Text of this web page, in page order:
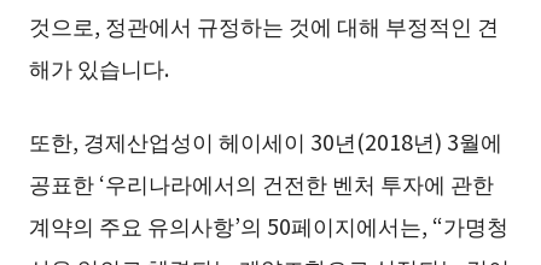
것으로, 정관에서 규정하는 것에 대해 부정적인 견
해가 있습니다.
또한, 경제산업성이 헤이세이 30년(2018년) 3월에
공표한 ‘우리나라에서의 건전한 벤처 투자에 관한
계약의 주요 유의사항’의 50페이지에서는, “가명청